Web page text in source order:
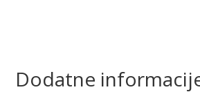
Dodatne